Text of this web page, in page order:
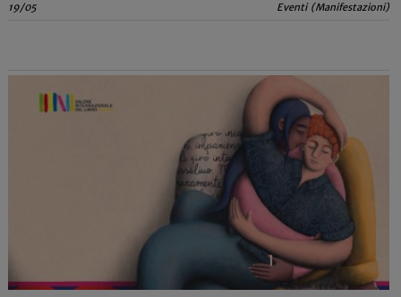
19/05 Eventi (Manifestazioni)